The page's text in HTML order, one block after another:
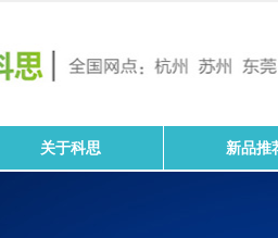
关于科思 新品推